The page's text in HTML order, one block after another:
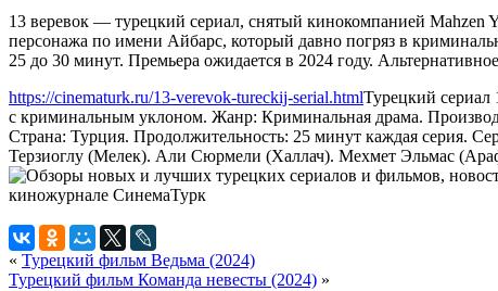
13 веревок — турецкий сериал, снятый кинокомпанией Mahzen
персонажа по имени Айбарс, который давно погряз в
25 до 30 минут. Премьера ожидается в 2024 году.
https://cinematurk.ru/13-verevok-tureckij-serial.htmlТурецкий сериал
с криминальным уклоном. Жанр: Криминальная драма.
Страна: Турция. Продолжительность: 25 минут каждая серия.
Терзиоглу (Мелек). Али Сюрмели (Халлач). Мехмет Эльмас
« Турецкий фильм Ведьма (2024)
Турецкий фильм Команда невесты (2024) »